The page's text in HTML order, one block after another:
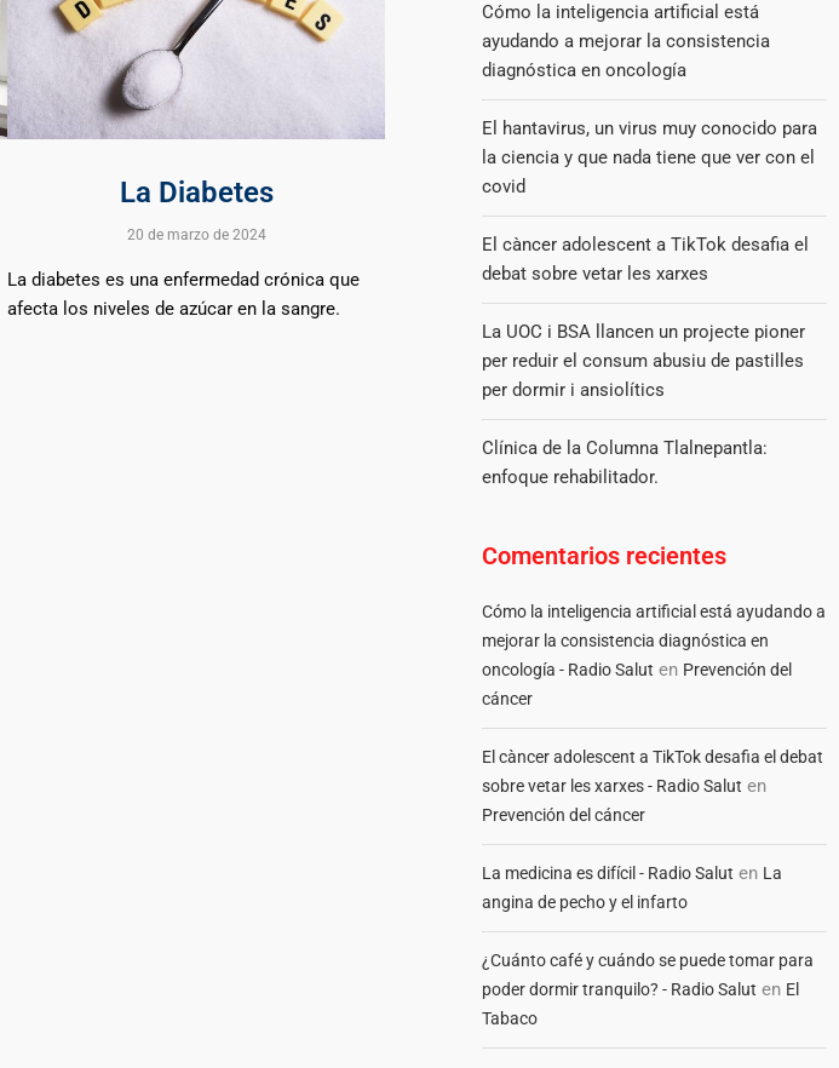
La Diabetes
20 de marzo de 2024
La diabetes es una enfermedad crónica que
afecta los niveles de azúcar en la sangre.
Cómo la inteligencia artificial está
ayudando a mejorar la consistencia
diagnóstica en oncología
El hantavirus, un virus muy conocido para
la ciencia y que nada tiene que ver con el
covid
El càncer adolescent a TikTok desafia el
debat sobre vetar les xarxes
La UOC i BSA llancen un projecte pioner
per reduir el consum abusiu de pastilles
per dormir i ansiolítics
Clínica de la Columna Tlalnepantla:
enfoque rehabilitador.
Comentarios recientes
Cómo la inteligencia artificial está ayudando a
mejorar la consistencia diagnóstica en
oncología - Radio Salut en Prevención del
cáncer
El càncer adolescent a TikTok desafia el debat
sobre vetar les xarxes - Radio Salut en
Prevención del cáncer
La medicina es difícil - Radio Salut en La
angina de pecho y el infarto
¿Cuánto café y cuándo se puede tomar para
poder dormir tranquilo? - Radio Salut en El
Tabaco